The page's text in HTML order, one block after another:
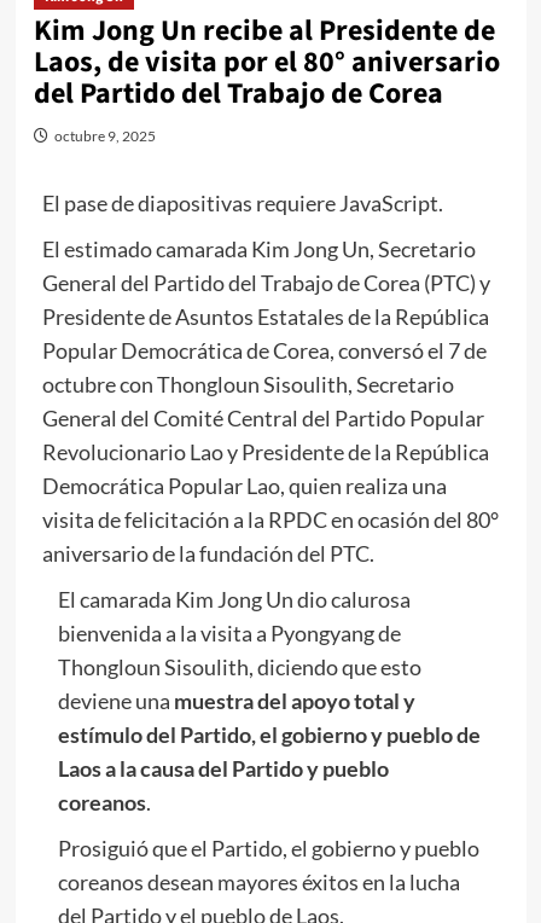
Kim Jong Un recibe al Presidente de
Laos, de visita por el 80° aniversario
del Partido del Trabajo de Corea
octubre 9, 2025
El pase de diapositivas requiere JavaScript.
El estimado camarada Kim Jong Un, Secretario
General del Partido del Trabajo de Corea (PTC) y
Presidente de Asuntos Estatales de la República
Popular Democrática de Corea, conversó el 7 de
octubre con Thongloun Sisoulith, Secretario
General del Comité Central del Partido Popular
Revolucionario Lao y Presidente de la República
Democrática Popular Lao, quien realiza una
visita de felicitación a la RPDC en ocasión del 80°
aniversario de la fundación del PTC.
El camarada Kim Jong Undio calurosa
bienvenida a la visita a Pyongyang de
Thongloun Sisoulith, diciendo que esto
deviene una muestra del apoyo total y
estímulo del Partido, el gobierno y pueblo de
Laos a la causa del Partido y pueblo
coreanos.
Prosiguió que el Partido, el gobierno y pueblo
coreanos desean mayores éxitos en la lucha
del Partido y el pueblo de Laos.